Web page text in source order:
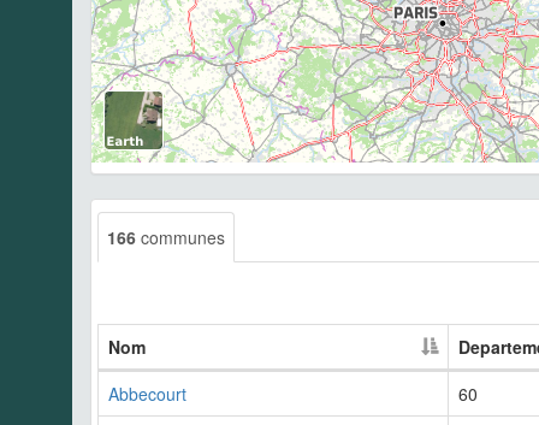
166 communes
Nom
Abbecourt
60